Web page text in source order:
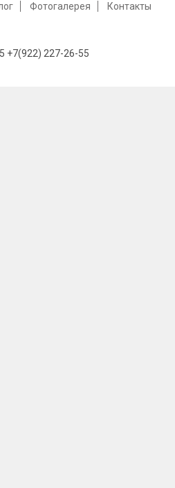
Фотогалерея Контакты
+7(922) 227-26-55